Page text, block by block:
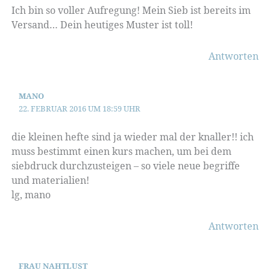
Ich bin so voller Aufregung! Mein Sieb ist bereits im
Versand… Dein heutiges Muster ist toll!
Antworten
MANO
22. FEBRUAR 2016 UM 18:59 UHR
die kleinen hefte sind ja wieder mal der knaller!! ich
muss bestimmt einen kurs machen, um bei dem
siebdruck durchzusteigen – so viele neue begriffe
und materialien!
lg, mano
Antworten
FRAU NAHTLUST